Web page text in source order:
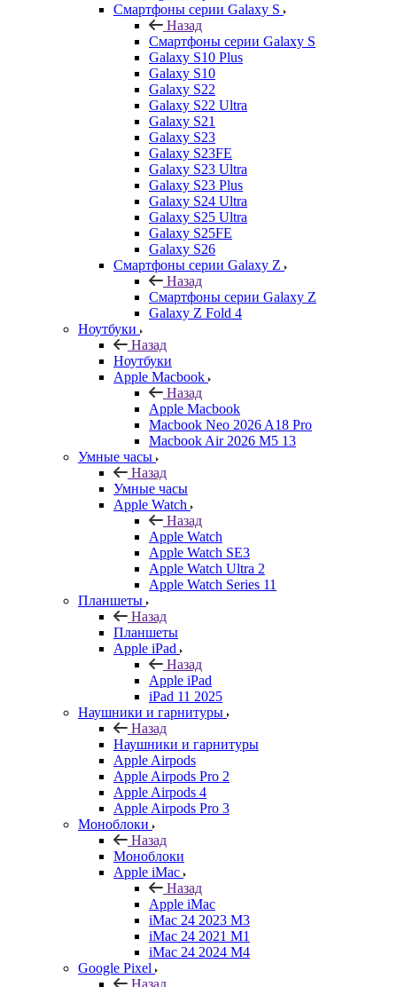
Смартфоны серии Galaxy S
Назад
Смартфоны серии Galaxy S
Galaxy S10 Plus
Galaxy S10
Galaxy S22
Galaxy S22 Ultra
Galaxy S21
Galaxy S23
Galaxy S23FE
Galaxy S23 Ultra
Galaxy S23 Plus
Galaxy S24 Ultra
Galaxy S25 Ultra
Galaxy S25FE
Galaxy S26
Смартфоны серии Galaxy Z
Назад
Смартфоны серии Galaxy Z
Galaxy Z Fold 4
Ноутбуки
Назад
Ноутбуки
Apple Macbook
Назад
Apple Macbook
Macbook Neo 2026 A18 Pro
Macbook Air 2026 M5 13
Умные часы
Назад
Умные часы
Apple Watch
Назад
Apple Watch
Apple Watch SE3
Apple Watch Ultra 2
Apple Watch Series 11
Планшеты
Назад
Планшеты
Apple iPad
Назад
Apple iPad
iPad 11 2025
Наушники и гарнитуры
Назад
Наушники и гарнитуры
Apple Airpods
Apple Airpods Pro 2
Apple Airpods 4
Apple Airpods Pro 3
Моноблоки
Назад
Моноблоки
Apple iMac
Назад
Apple iMac
iMac 24 2023 M3
iMac 24 2021 M1
iMac 24 2024 M4
Google Pixel
Назад